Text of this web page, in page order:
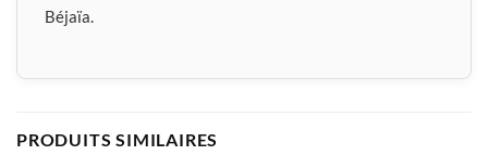
Béjaïa.
PRODUITS SIMILAIRES